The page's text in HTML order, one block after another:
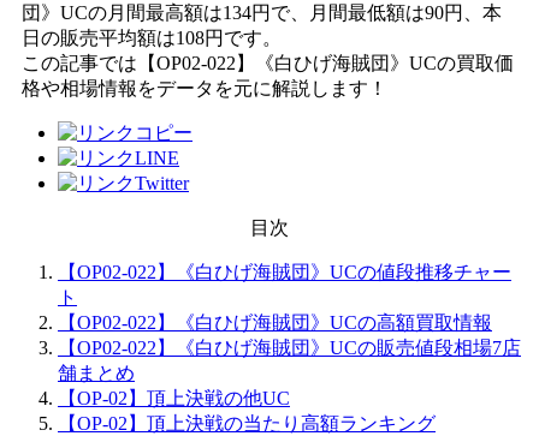
団》UCの月間最高額は134円で、月間最低額は90円、本
日の販売平均額は108円です。
この記事では【OP02-022】《白ひげ海賊団》UCの買取価
格や相場情報をデータを元に解説します！
目次
【OP02-022】《白ひげ海賊団》UCの値段推移チャー
ト
【OP02-022】《白ひげ海賊団》UCの高額買取情報
【OP02-022】《白ひげ海賊団》UCの販売値段相場7店
舗まとめ
【OP-02】頂上決戦の他UC
【OP-02】頂上決戦の当たり高額ランキング